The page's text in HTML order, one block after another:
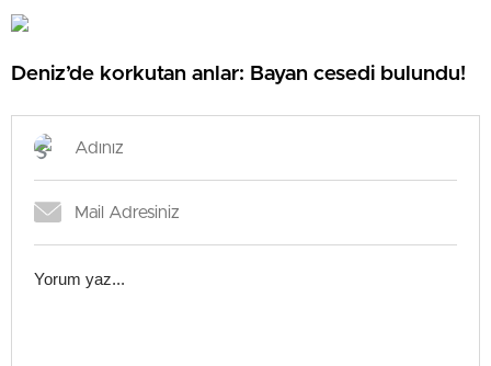
Deniz’de korkutan anlar: Bayan cesedi bulundu!